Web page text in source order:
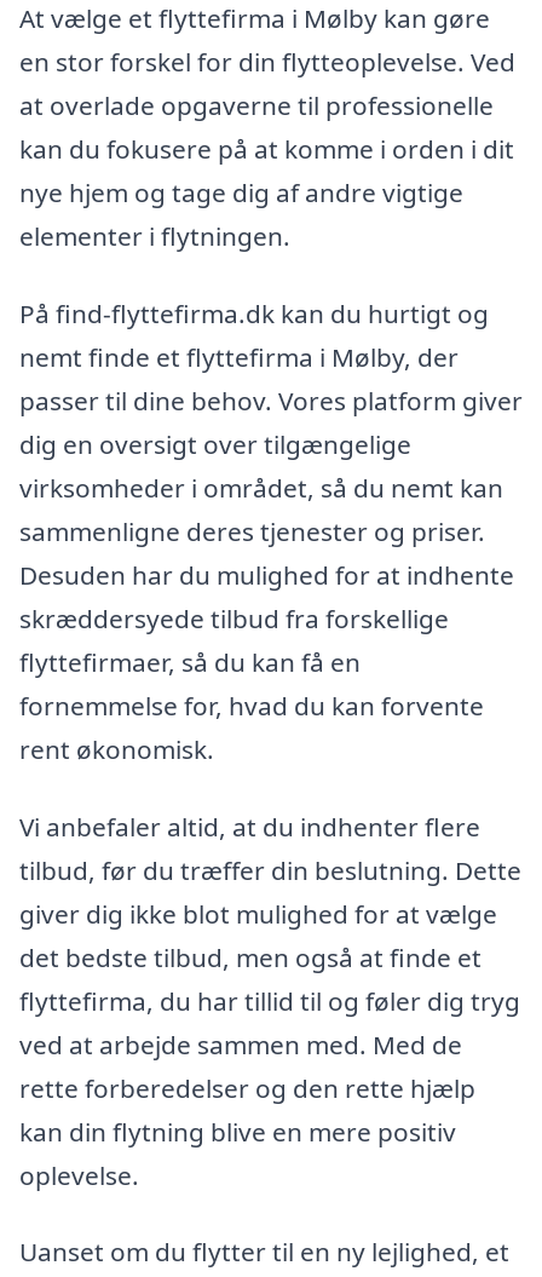
At vælge et flyttefirma i Mølby kan gøre
en stor forskel for din flytteoplevelse. Ved
at overlade opgaverne til professionelle
kan du fokusere på at komme i orden i dit
nye hjem og tage dig af andre vigtige
elementer i flytningen.
På find-flyttefirma.dk kan du hurtigt og
nemt finde et flyttefirma i Mølby, der
passer til dine behov. Vores platform giver
dig en oversigt over tilgængelige
virksomheder i området, så du nemt kan
sammenligne deres tjenester og priser.
Desuden har du mulighed for at indhente
skræddersyede tilbud fra forskellige
flyttefirmaer, så du kan få en
fornemmelse for, hvad du kan forvente
rent økonomisk.
Vi anbefaler altid, at du indhenter flere
tilbud, før du træffer din beslutning. Dette
giver dig ikke blot mulighed for at vælge
det bedste tilbud, men også at finde et
flyttefirma, du har tillid til og føler dig tryg
ved at arbejde sammen med. Med de
rette forberedelser og den rette hjælp
kan din flytning blive en mere positiv
oplevelse.
Uanset om du flytter til en ny lejlighed, et